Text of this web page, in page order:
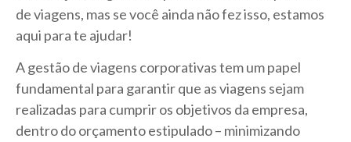
de viagens, mas se você ainda não fez isso, estamos
aqui para te ajudar!
A gestão de viagens corporativas tem um papel
fundamental para garantir que as viagens sejam
realizadas para cumprir os objetivos da empresa,
dentro do orçamento estipulado – minimizando